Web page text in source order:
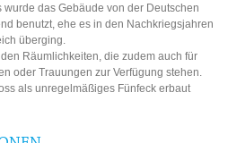
das Gebäude von der Deutschen
benutzt, ehe es in den Nachkriegsjahren
überging.
Räumlichkeiten, die zudem auch für
oder Trauungen zur Verfügung stehen.
als unregelmäßiges Fünfeck erbaut